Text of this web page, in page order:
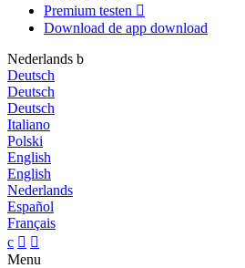
Premium testen 
Download de app download
Nederlands b
Deutsch
Deutsch
Deutsch
Italiano
Polski
English
English
Nederlands
Español
Français
c  
Menu